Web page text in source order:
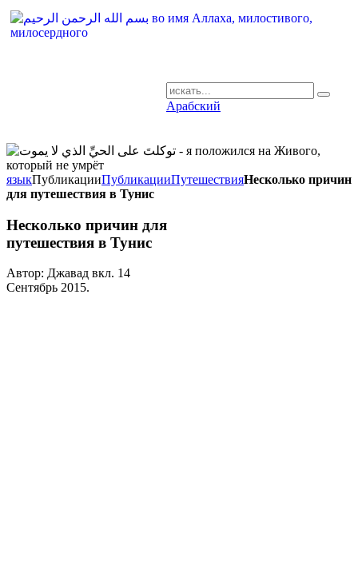
Арабский
языкПубликацииПубликацииПутешествияНесколько причин
для путешествия в Тунис
Несколько причин для
путешествия в Тунис
Автор: Джавад вкл. 14
Сентябрь 2015.